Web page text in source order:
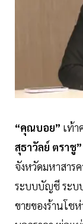
“คุณบอย” เท้า
สุธาวัลย์ ตราชู”
จังหวัดมหาสาร
ระบบบัญชี ระบ
ขายของร้านโช